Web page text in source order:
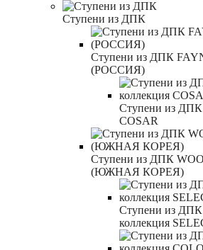
Ступени из ДПК
Ступени из ДПК
(РОССИЯ)
Ступени из ДПК
COSAR
Ступени из ДПК
(ЮЖНАЯ КОРЕЯ)
Ступени из
коллекция